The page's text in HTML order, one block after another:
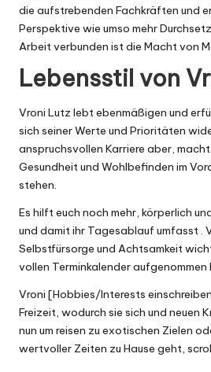
die aufstrebenden Fachkräften und
Perspektive wie umso mehr
Arbeit verbunden ist die Macht von
Lebensstil von
Vroni Lutz lebt ebenmäßigen und
sich seiner Werte und Prioritäten
anspruchsvollen Karriere aber,
Gesundheit und Wohlbefinden im
stehen.
Es hilft euch noch mehr, körperlich
und damit ihr Tagesablauf umfasst .
Selbstfürsorge und Achtsamkeit
vollen Terminkalender aufgenommen
Vroni [Hobbies/Interests
Freizeit, wodurch sie sich und neuen
nun um reisen zu exotischen Zielen
wertvoller Zeiten zu Hause geht,